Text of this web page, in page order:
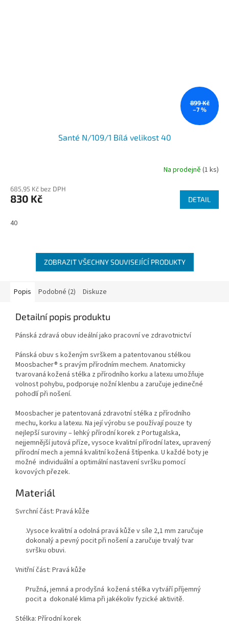
899 Kč
–7 %
Santé N/109/1 Bílá velikost 40
Na prodejně (1 ks)
685,95 Kč bez DPH
830 Kč DETAIL
40
ZOBRAZIT VŠECHNY SOUVISEJÍCÍ PRODUKTY
Popis Podobné (2) Diskuze
Detailní popis produktu
Pánská zdravá obuv ideální jako pracovní ve zdravotnictví
Pánská obuv s koženým svrškem a patentovanou stélkou
Moosbacher® s pravým přírodním mechem. Anatomicky
tvarovaná kožená stélka z přírodního korku a latexu umožňuje
volnost pohybu, podporuje nožní klenbu a zaručuje jedinečné
pohodlí při nošení.
Moosbacher je patentovaná zdravotní stélka z přírodního
mechu, korku a latexu. Na její výrobu se používají pouze ty
nejlepší suroviny – lehký přírodní korek z Portugalska,
nejjemnější jutová příze, vysoce kvalitní přírodní latex, upravený
přírodní mech a jemná kvalitní kožená štípenka. U každé boty je
možné individuální a optimální nastavení svršku pomocí
kovových přezek.
Materiál
Svrchní část: Pravá kůže
.Vysoce kvalitní a odolná pravá kůže v síle 2,1 mm zaručuje
dokonalý a pevný pocit při nošení a zaručuje trvalý tvar
svršku obuvi.
Vnitřní část: Pravá kůže
Pružná, jemná a prodyšná kožená stélka vytváří příjemný
pocit a dokonalé klima při jakékoliv fyzické aktivitě.
Stélka: Přírodní korek